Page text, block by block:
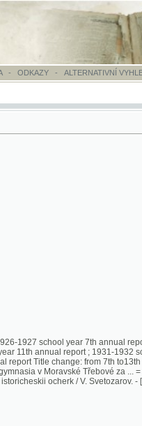
VYHLEDÁVÁNÍ- ENGLISH
7th annual report ; 1927-1928
from 7th to13th reports: Godovoi
Třebové za ... = Godovoi otchet
V. Svetozarov. - [Moravska